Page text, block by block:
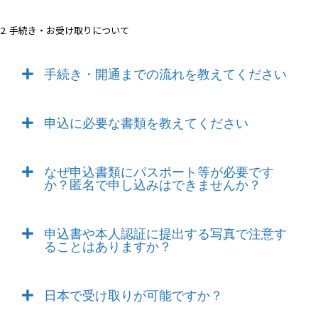
2. 手続き・お受け取りについて
手続き・開通までの流れを教えてください
申込に必要な書類を教えてください
なぜ申込書類にパスポート等が必要です
か？匿名で申し込みはできませんか？
申込書や本人認証に提出する写真で注意す
ることはありますか？
日本で受け取りが可能ですか？